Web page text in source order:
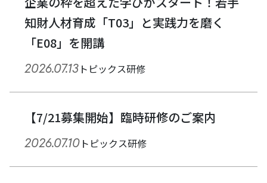
知財人材育成「T03」と実践力を磨く
「E08」を開講
2026.07.13 トピックス研修
【7/21募集開始】臨時研修のご案内
2026.07.10 トピックス研修